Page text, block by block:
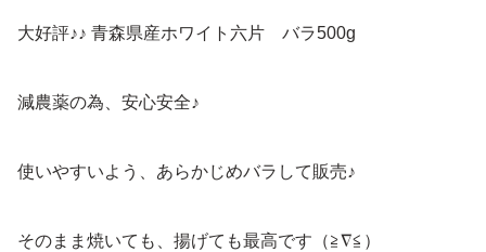
大好評♪♪ 青森県産ホワイト六片 バラ500g
減農薬の為、安心安全♪
使いやすいよう、あらかじめバラして販売♪
そのまま焼いても、揚げても最高です（≧∇≦）